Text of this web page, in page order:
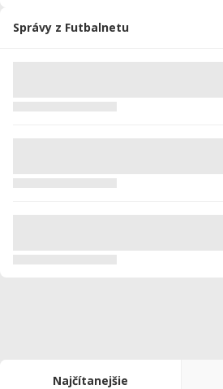
Správy z Futbalnetu
Najčítanejšie